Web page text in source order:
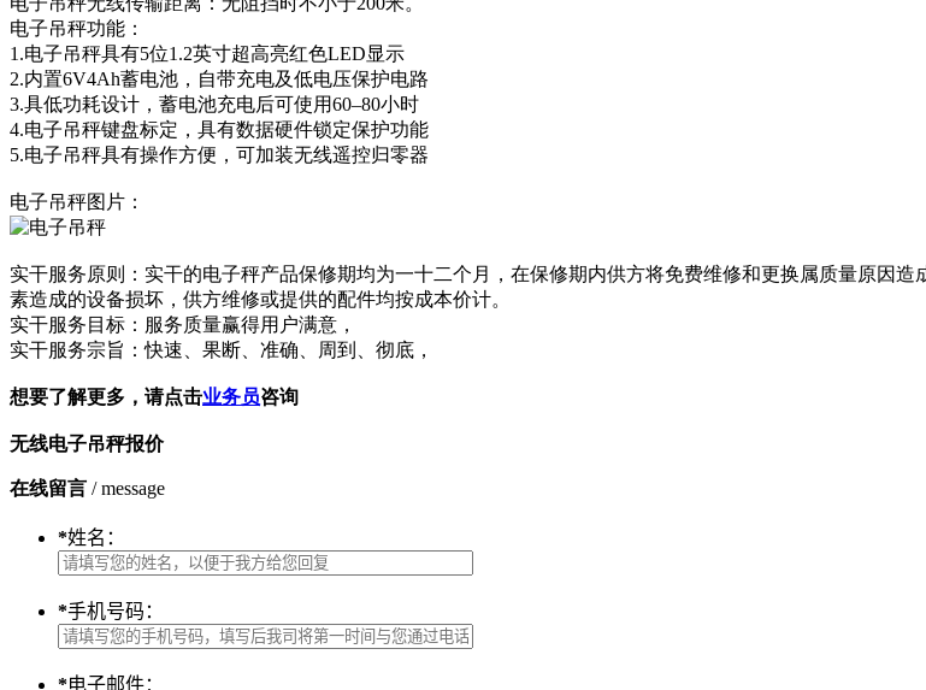
电子吊秤功能：
1.电子吊秤具有5位1.2英寸超高亮红色LED显示
2.内置6V4Ah蓄电池，自带充电及低电压保护电路
3.具低功耗设计，蓄电池充电后可使用60–80小时
4.电子吊秤键盘标定，具有数据硬件锁定保护功能
5.电子吊秤具有操作方便，可加装无线遥控归零器
电子吊秤图片：
实干服务原则：实干的电子秤产品保修期均为一十二个月，在保修期内供方将免费维修和更换属质量原因
素造成的设备损坏，供方维修或提供的配件均按成本价计。
实干服务目标：服务质量赢得用户满意，
实干服务宗旨：快速、果断、准确、周到、彻底，
想要了解更多，请点击业务员咨询
无线电子吊秤报价
在线留言 / message
*姓名：
*手机号码：
*电子邮件：